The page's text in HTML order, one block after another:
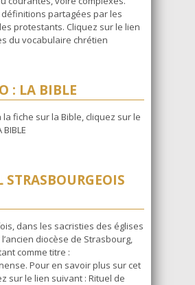
partagées par les
protestants. Cliquez sur le lien
du vocabulaire chrétien
: LA BIBLE
la fiche sur la Bible, cliquez sur le
STRASBOURGEOIS
dans les sacristies des églises
diocèse de Strasbourg,
comme titre :
Pour en savoir plus sur cet
sur le lien suivant : Rituel de